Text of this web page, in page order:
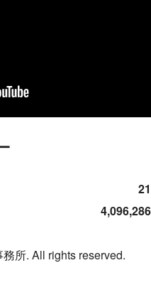
21
4,096,286
所. All rights reserved.